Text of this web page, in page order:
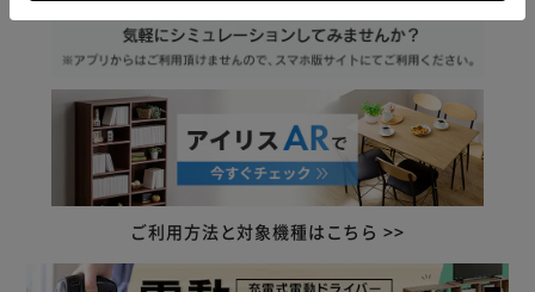
化粧繊維板。
表面には水や傷に強いPU塗装を施しています。
★完成品★
ご利用方法と対象機種はこちら >>